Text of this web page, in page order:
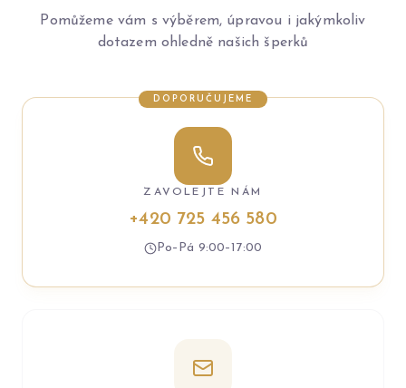
Pomůžeme vám s výběrem, úpravou i jakýmkoliv
dotazem ohledně našich šperků
DOPORUČUJEME
ZAVOLEJTE NÁM
+420 725 456 580
Po–Pá 9:00–17:00